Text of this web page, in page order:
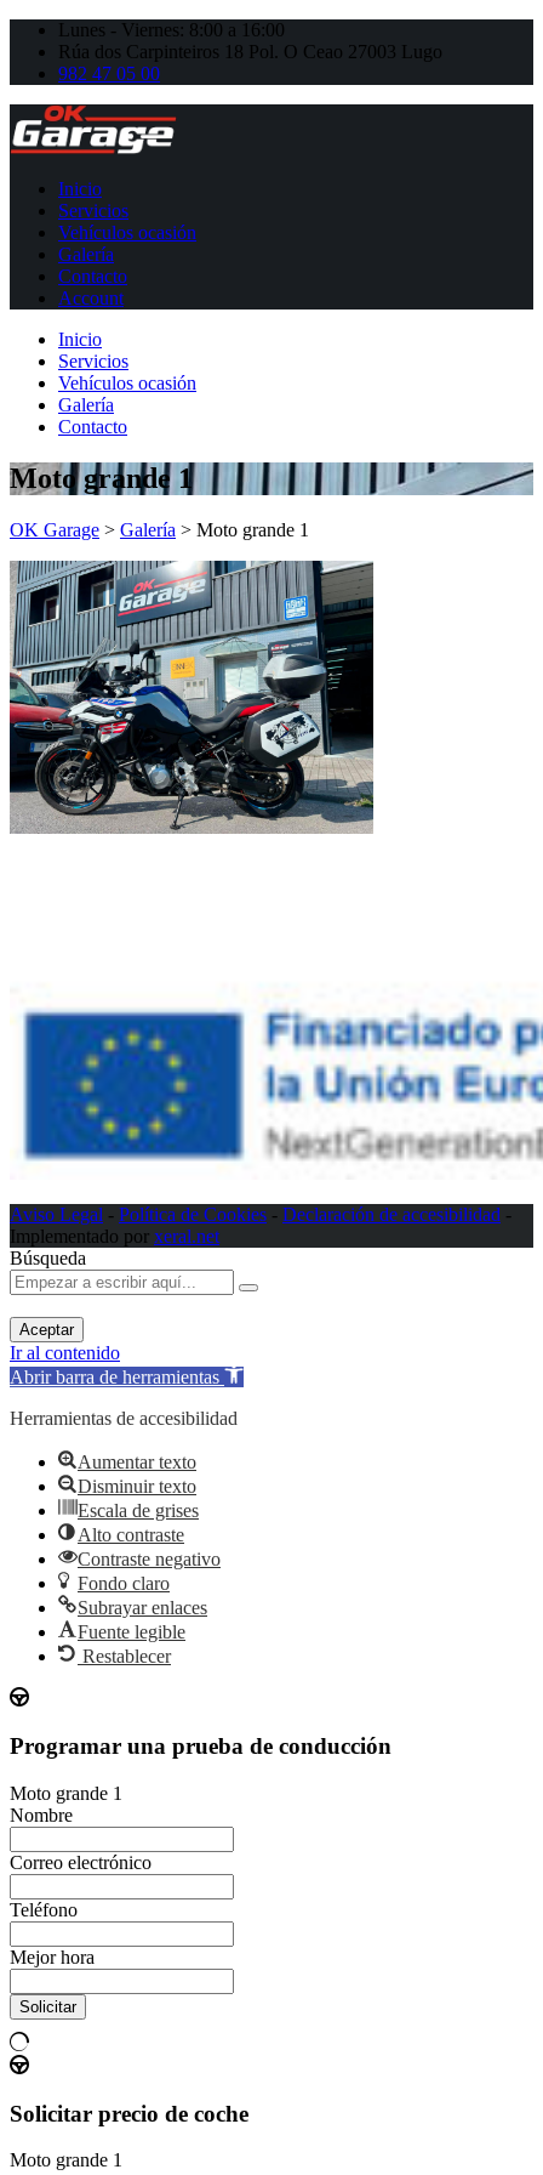
Lunes - Viernes: 8:00 a 16:00
Rúa dos Carpinteiros 18 Pol. O Ceao 27003 Lugo
982 47 05 00
Inicio
Servicios
Vehículos ocasión
Galería
Contacto
Account
Inicio
Servicios
Vehículos ocasión
Galería
Contacto
Moto grande 1
OK Garage > Galería > Moto grande 1
Aviso Legal - Política de Cookies - Declaración de accesibilidad -
Implementado por xeral.net
Búsqueda
Aceptar
Ir al contenido
Abrir barra de herramientas
Herramientas de accesibilidad
Aumentar texto
Disminuir texto
Escala de grises
Alto contraste
Contraste negativo
Fondo claro
Subrayar enlaces
Fuente legible
Restablecer
Programar una prueba de conducción
Moto grande 1
Nombre
Correo electrónico
Teléfono
Mejor hora
Solicitar
Solicitar precio de coche
Moto grande 1